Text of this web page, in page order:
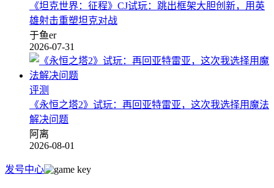
《坦克世界：征程》CJ试玩：跳出框架大胆创新，用英
雄射击重塑坦克对战
于鱼er
2026-07-31
评测
《永恒之塔2》试玩：再回亚特雷亚，这次我选择用魔法
解决问题
阿离
2026-08-01
发号中心